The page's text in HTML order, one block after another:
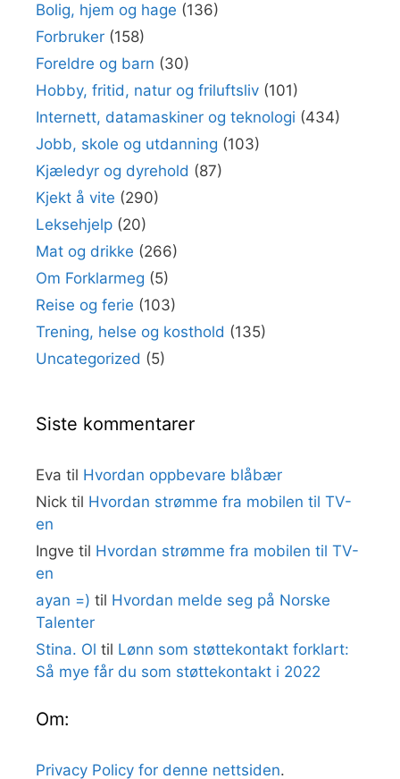
Bolig, hjem og hage (136)
Forbruker (158)
Foreldre og barn (30)
Hobby, fritid, natur og friluftsliv (101)
Internett, datamaskiner og teknologi (434)
Jobb, skole og utdanning (103)
Kjæledyr og dyrehold (87)
Kjekt å vite (290)
Leksehjelp (20)
Mat og drikke (266)
Om Forklarmeg (5)
Reise og ferie (103)
Trening, helse og kosthold (135)
Uncategorized (5)
Siste kommentarer
Eva til Hvordan oppbevare blåbær
Nick til Hvordan strømme fra mobilen til TV-
en
Ingve til Hvordan strømme fra mobilen til TV-
en
ayan =) til Hvordan melde seg på Norske
Talenter
Stina. Ol til Lønn som støttekontakt forklart:
Så mye får du som støttekontakt i 2022
Om:
Privacy Policy for denne nettsiden.